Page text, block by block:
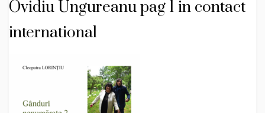
Ovidiu Ungureanu pag 1 in contact
international